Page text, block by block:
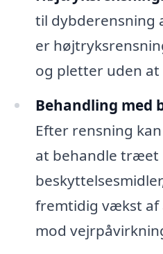
til
er
og pletter uden
Behandling med
Efter rensning
at behandle træet
fremtidig vækst af
mod